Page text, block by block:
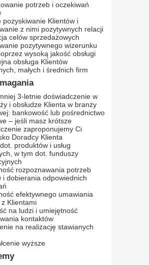
potrzeb i oczekiwań
pozyskiwanie Klientów i
z nimi pozytywnych relacji
celów sprzedażowych
pozytywnego wizerunku
wysoką jakość obsługi
obsługa Klientów
małych i średnich firm
3-letnie doświadczenie w
i obsłudze Klienta w branży
bankowość lub pośrednictwo
– jeśli masz krótsze
zaproponujemy Ci
Doradcy Klienta
produktów i usług
w tym dot. funduszy
rozpoznawania potrzeb
i dobierania odpowiednich
efektywnego umawiania
Klientami
na ludzi i umiejętność
kontaktów
na realizację stawianych
wyższe